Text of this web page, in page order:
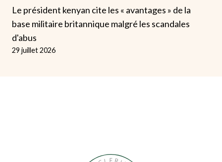
Le président kenyan cite les « avantages » de la
base militaire britannique malgré les scandales
d'abus
29 juillet 2026